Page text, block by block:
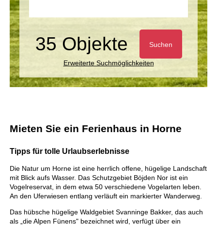
35 Objekte Suchen
Erweiterte Suchmöglichkeiten
Mieten Sie ein Ferienhaus in Horne
Tipps für tolle Urlaubserlebnisse
Die Natur um Horne ist eine herrlich offene, hügelige Landschaft
mit Blick aufs Wasser. Das Schutzgebiet Böjden Nor ist ein
Vogelreservat, in dem etwa 50 verschiedene Vogelarten leben.
An den Uferwiesen entlang verläuft ein markierter Wanderweg.
Das hübsche hügelige Waldgebiet Svanninge Bakker, das auch
als „die Alpen Fünens" bezeichnet wird, verfügt über ein